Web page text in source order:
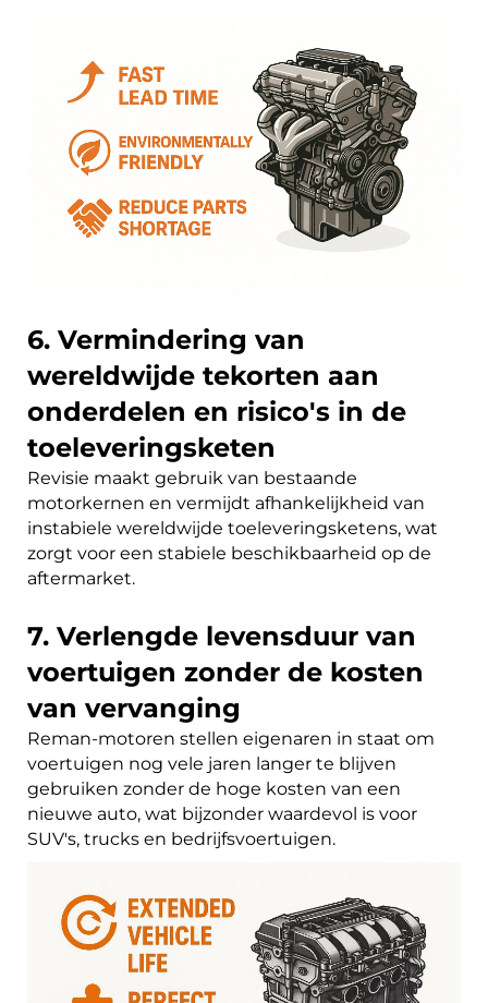
6. Vermindering van
wereldwijde tekorten aan
onderdelen en risico's in de
toeleveringsketen
Revisie maakt gebruik van bestaande
motorkernen en vermijdt afhankelijkheid van
instabiele wereldwijde toeleveringsketens, wat
zorgt voor een stabiele beschikbaarheid op de
aftermarket.
7. Verlengde levensduur van
voertuigen zonder de kosten
van vervanging
Reman-motoren stellen eigenaren in staat om
voertuigen nog vele jaren langer te blijven
gebruiken zonder de hoge kosten van een
nieuwe auto, wat bijzonder waardevol is voor
SUV's, trucks en bedrijfsvoertuigen.